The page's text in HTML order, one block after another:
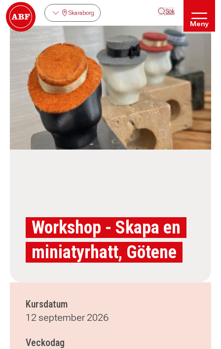
Skaraborg Sök
Meny
Workshop - Skapa en
miniatyrhatt, Götene
Kursdatum
12 september 2026
Veckodag